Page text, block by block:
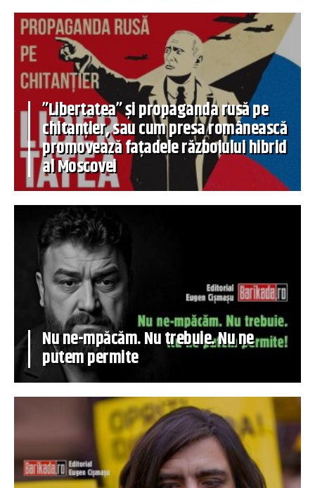
”Libertatea” și propaganda rusă pe
chitanțier, sau cum presa românească
promovează fațadele războiului hibrid
al Moscovei
Nu ne-mpăcăm. Nu trebuie. Nu ne
putem permite